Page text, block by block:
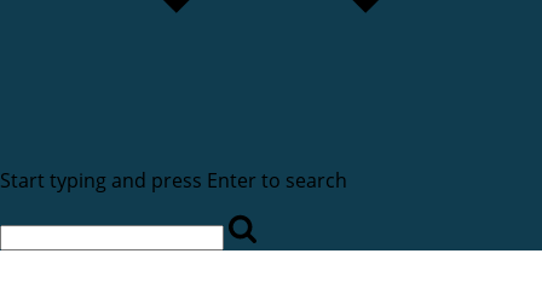
Start typing and press Enter to search